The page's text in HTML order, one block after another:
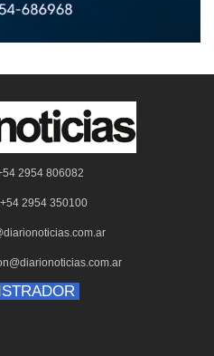
2954 806082
2954 350100